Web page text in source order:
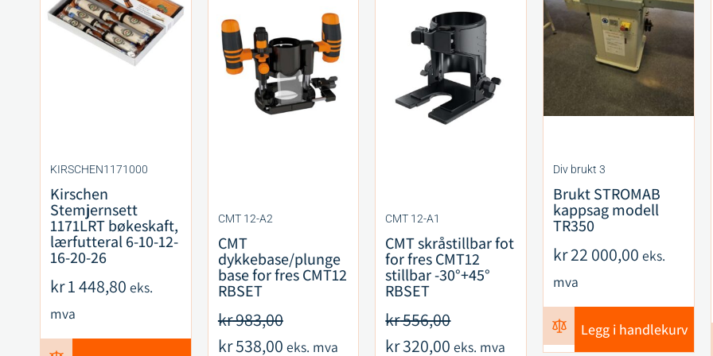
KIRSCHEN1171000
Kirschen
Stemjernsett
1171LRT bøkeskaft,
lærfutteral 6-10-12-
16-20-26
kr1 448,80 eks.
mva
CMT 12-A2
CMT
dykkebase/plunge
base for fres CMT12
RBSET
kr983,00
kr538,00 eks. mva
CMT 12-A1
CMT skråstillbar fot
for fres CMT12
stillbar -30°+45°
RBSET
kr556,00
kr320,00 eks. mva
Div brukt 3
Brukt STROMAB
kappsag modell
TR350
kr22 000,00 eks.
mva
Legg i handlekurv